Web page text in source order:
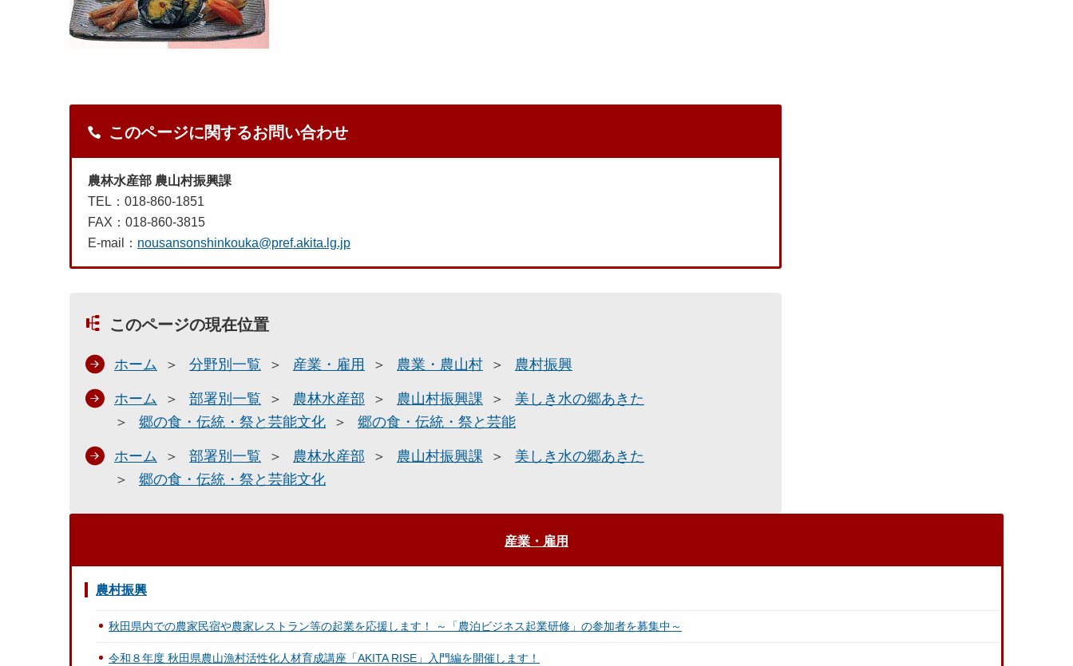
このページに関するお問い合わせ
農林水産部 農山村振興課
TEL：018-860-1851
FAX：018-860-3815
E-mail： nousansonshinkouka@pref.akita.lg.jp
このページの現在位置
ホーム 分野別一覧 産業・雇用 農業・農山村 農村振興
ホーム 部署別一覧 農林水産部 農山村振興課
美しき水の郷あきた
郷の食・伝統・祭と芸能文化
郷の食・伝統・祭と芸能
ホーム 部署別一覧 農林水産部 農山村振興課
美しき水の郷あきた
郷の食・伝統・祭と芸能文化
産業・雇用
農村振興
秋田県内での農家民宿や農家レストラン等の起業を応援します！ ～「農泊ビジネス起業研修」の参加者を募集中～
令和８年度 秋田県農山漁村活性化人材育成講座「AKITA RISE」入門編を開催します！